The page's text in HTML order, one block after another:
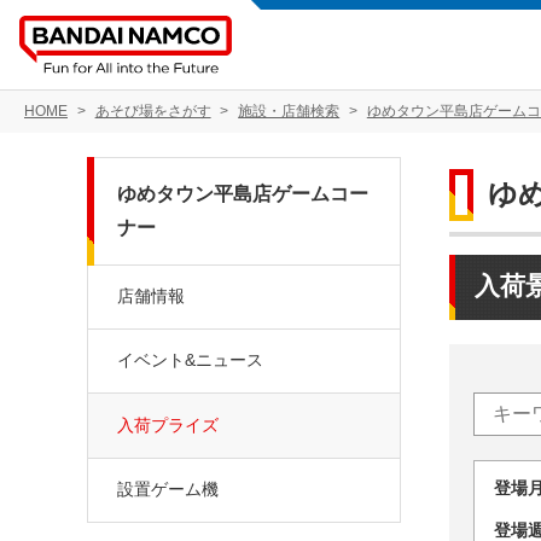
HOME あそび場をさがす 施設・店舗検索 ゆめタウン平島店ゲーム
ゆ
入荷
登
登
ゆめタウン平島店ゲームコー
ナー
店舗情報
イベント&ニュース
入荷プライズ
設置ゲーム機